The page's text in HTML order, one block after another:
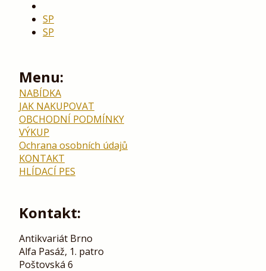
SP
SP
Menu:
NABÍDKA
JAK NAKUPOVAT
OBCHODNÍ PODMÍNKY
VÝKUP
Ochrana osobních údajů
KONTAKT
HLÍDACÍ PES
Kontakt:
Antikvariát Brno
Alfa Pasáž, 1. patro
Poštovská 6